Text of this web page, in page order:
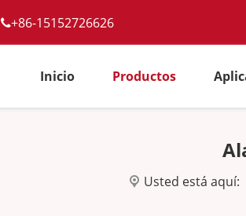
+86-15152726626
Inicio Productos
Usted está aquí: